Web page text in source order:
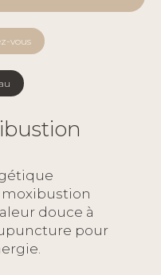
vous
moxibustion
douce à
pour